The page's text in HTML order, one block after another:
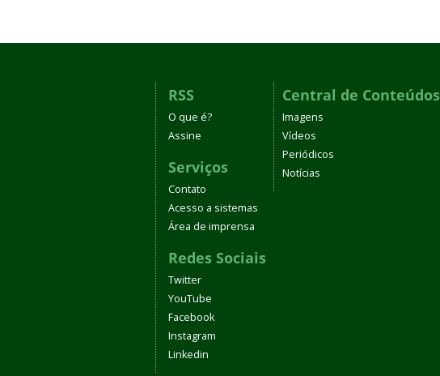
RSS
O que é?
Assine
Serviços
Contato
Acesso a sistemas
Área de imprensa
Redes Sociais
Twitter
YouTube
Facebook
Instagram
Linkedin
Central de Conteúdos
Imagens
Vídeos
Periódicos
Notícias